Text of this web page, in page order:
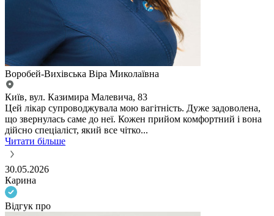
Воробей-Вихівська Віра Миколаївна
Київ, вул. Казимира Малевича, 83
Цей лікар супроводжувала мою вагітність. Дуже задоволена,
що звернулась саме до неї. Кожен прийом комфортний і вона
дійсно спеціаліст, який все чітко...
Читати більше
30.05.2026
Карина
Відгук про